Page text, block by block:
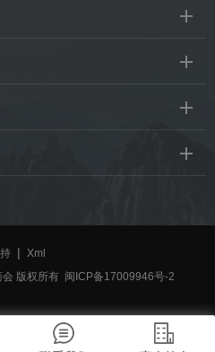
| Xml
版权所有 闽ICP备17009946号-2